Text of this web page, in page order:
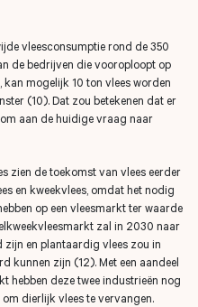
vleesconsumptie rond de 350
de bedrijven die vooroploopt op
kan mogelijk 10 ton vlees worden
(10). Dat zou betekenen dat er
aan de huidige vraag naar
zien de toekomst van vlees eerder
en kweekvlees, omdat het nodig
op een vleesmarkt ter waarde
zal in 2030 naar
en plantaardig vlees zou in
kunnen zijn (12). Met een aandeel
hebben deze twee industrieën nog
dierlijk vlees te vervangen.